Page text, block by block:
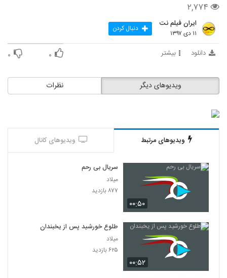
۲,۷۷۴
ایران فیلم نت
۱۱ دی ۱۳۹۷ دنبال کردن
دانلود بیشتر ۰ ۰
نظرات ویدیوهای دیگر
ویدیوهای مرتبط ویدیوهای کانال
۰۰:۵۰
سریال بی رحم
میلاد
۸۷۷ بازدید
۰۰:۵۲
طلوع خورشید پس از یخبندان
میلاد
۶۲۵ بازدید